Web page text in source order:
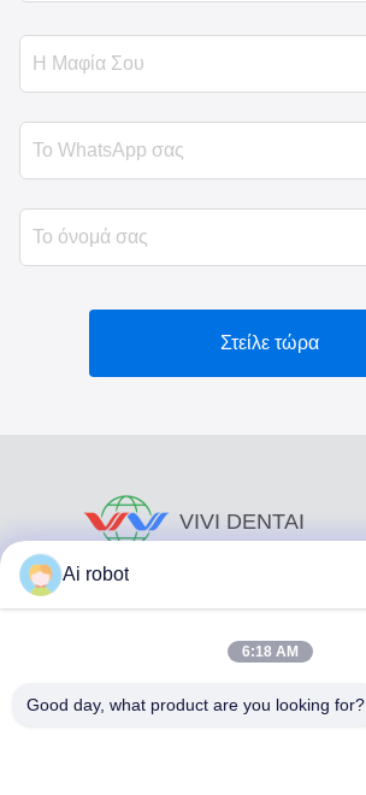
Στείλε τώρα
VIVI DENTAI
Ai robot
6:18 AM
Good day, what product are you looking for?